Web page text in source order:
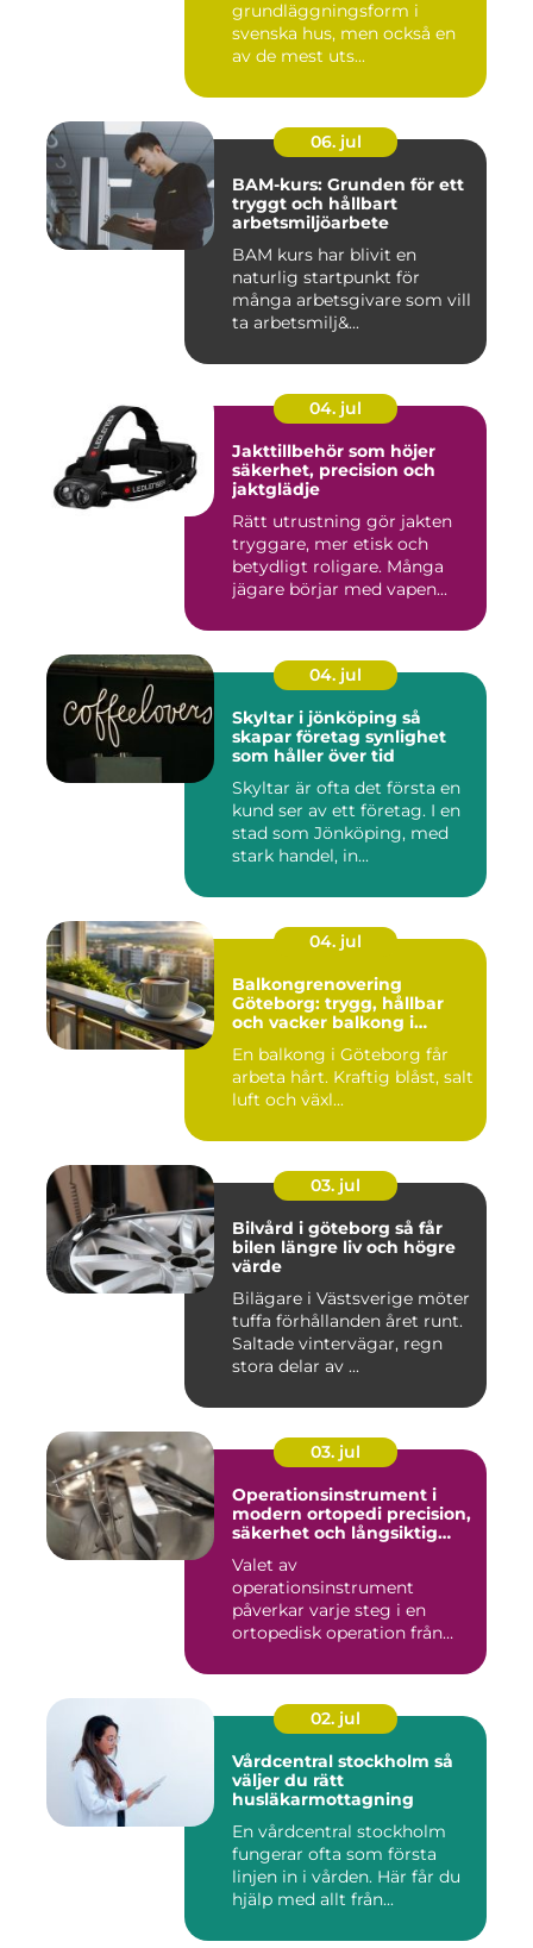
grundläggningsform i
svenska hus, men också en
av de mest uts...
06. jul
BAM-kurs: Grunden för ett
tryggt och hållbart
arbetsmiljöarbete
BAM kurs har blivit en
naturlig startpunkt för
många arbetsgivare som vill
ta arbetsmilj&...
04. jul
Jakttillbehör som höjer
säkerhet, precision och
jaktglädje
Rätt utrustning gör jakten
tryggare, mer etisk och
betydligt roligare. Många
jägare börjar med vapen...
04. jul
Skyltar i jönköping så
skapar företag synlighet
som håller över tid
Skyltar är ofta det första en
kund ser av ett företag. I en
stad som Jönköping, med
stark handel, in...
04. jul
Balkongrenovering
Göteborg: trygg, hållbar
och vacker balkong i
En balkong i Göteborg får
arbeta hårt. Kraftig blåst, salt
luft och växl...
03. jul
Bilvård i göteborg så får
bilen längre liv och högre
värde
Bilägare i Västsverige möter
tuffa förhållanden året runt.
Saltade vintervägar, regn
stora delar av ...
03. jul
Operationsinstrument i
modern ortopedi precision,
säkerhet och långsiktig
Valet av
operationsinstrument
påverkar varje steg i en
ortopedisk operation från
02. jul
Vårdcentral stockholm så
väljer du rätt
husläkarmottagning
En vårdcentral stockholm
fungerar ofta som första
linjen in i vården. Här får du
hjälp med allt från...